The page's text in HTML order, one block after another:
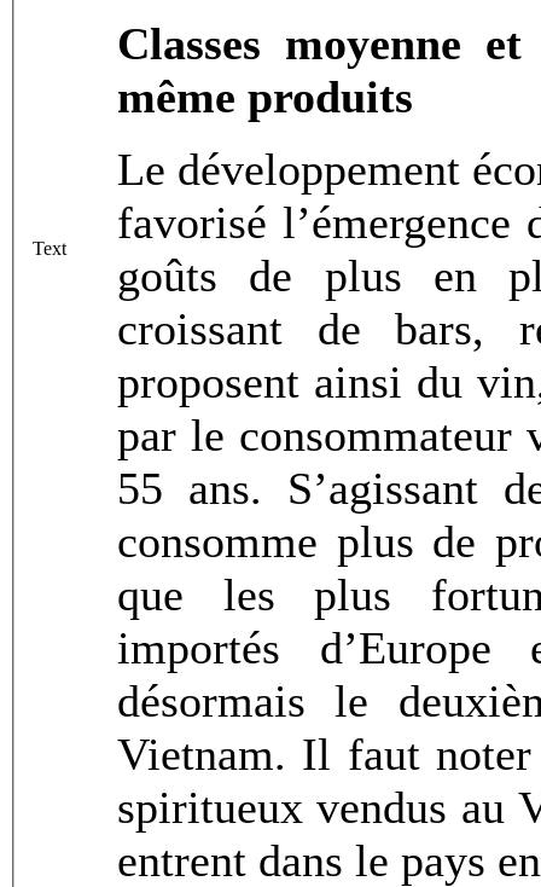
Text
Classes moyenne
même produits
Le développement
favorisé l’émergence
goûts de plus en
croissant de bars,
proposent ainsi du
par le consommateur
55 ans. S’agissant
consomme plus de
que les plus
importés
désormais le
Vietnam. Il faut noter
spiritueux vendus au
entrent dans le pays